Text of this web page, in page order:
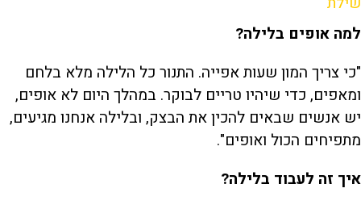
למה אופים בלילה?
"כי צריך המון שעות אפייה. התנור כל הלילה מלא בלחם
ומאפים, כדי שיהיו טריים לבוקר. במהלך היום לא אופים,
יש אנשים שבאים להכין את הבצק, ובלילה אנחנו מגיעים,
מתפיחים הכול ואופים".
איך זה לעבוד בלילה?